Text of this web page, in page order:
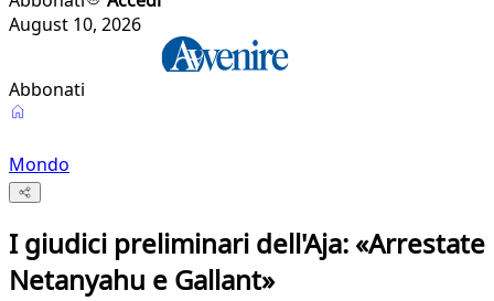
August 10, 2026
Abbonati
Mondo
I giudici preliminari dell'Aja: «Arrestate
Netanyahu e Gallant»